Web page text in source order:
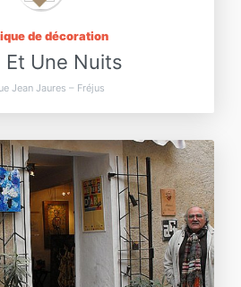
de décoration
Et Une Nuits
Jean Jaures – Fréjus